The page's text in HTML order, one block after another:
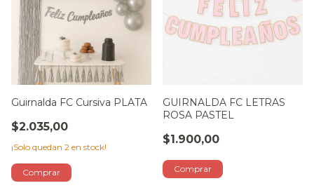
Guirnalda FC Cursiva PLATA
$2.035,00
¡Solo quedan 2 en stock!
GUIRNALDA FC LETRAS
ROSA PASTEL
$1.900,00